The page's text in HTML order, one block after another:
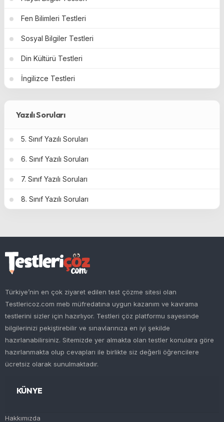
Fen Bilimleri Testleri
Sosyal Bilgiler Testleri
Din Kültürü Testleri
İngilizce Testleri
Yazılı Soruları
5. Sınıf Yazılı Soruları
6. Sınıf Yazılı Soruları
7. Sınıf Yazılı Soruları
8. Sınıf Yazılı Soruları
Türkiye’nin en çok ziyaret edilen test çözme sitesi olan
Testlericoz.com meb müfredatına uygun kazanım ve kavrama
testlerini sizler için hazırlıyor. Testleri çöz platformu sayesinde
bilgilerinizi pekiştirebilir ve sınavlarınıza en iyi şekilde
hazırlanabilirsiniz. Sitemizde yer almakta olan testler konulara göre
hazırlanmakta olup cevapları ile birlikte siz değerli öğrencilere
ücretsiz olarak sunulmaktadır.
KÜNYE
Hakkımızda